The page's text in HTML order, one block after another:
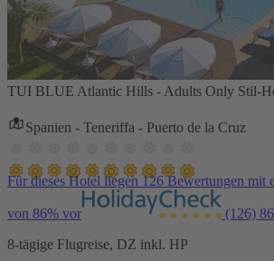
TUI BLUE Atlantic Hills - Adults Only Stil-
Spanien - Teneriffa - Puerto de la Cruz
Für dieses Hotel liegen 126 Bewertungen mit
von 86% vor (126)
8-tägige Flugreise, DZ inkl. HP